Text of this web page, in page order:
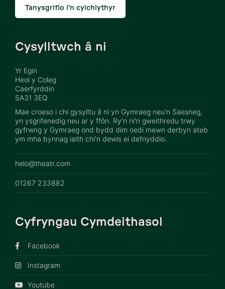
Tanysgrifio i’n cylchlythyr
Cysylltwch â ni
Yr Egin
Heol y Coleg
Caerfyrddin
SA31 3EQ
Mae croeso i chi gysylltu â ni yn Gymraeg neu'n Saesneg,
yn ysgrifenedig neu ar y ffôn. Ry'n ni'n gweithredu trwy
gyfrwng y Gymraeg ond bydd dim oedi mewn derbyn ateb
ym mha bynnag iaith chi'n dewis ei defnyddio.
helo@theatr.com
01267 233882
Cyfryngau Cymdeithasol
Facebook
Instagram
Youtube